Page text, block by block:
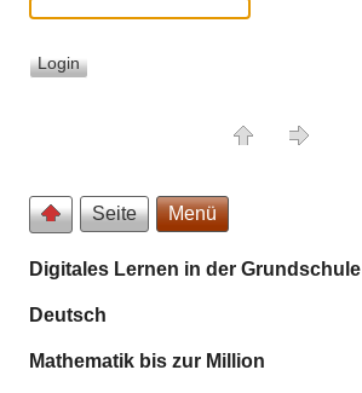
Seite Menü
Digitales Lernen in der Grundschule
Deutsch
Mathematik bis zur Million